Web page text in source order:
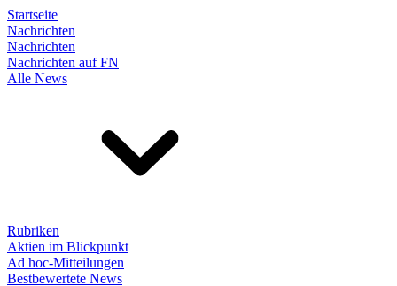
Startseite
Nachrichten
Nachrichten
Nachrichten auf FN
Alle News
Rubriken
Aktien im Blickpunkt
Ad hoc-Mitteilungen
Bestbewertete News